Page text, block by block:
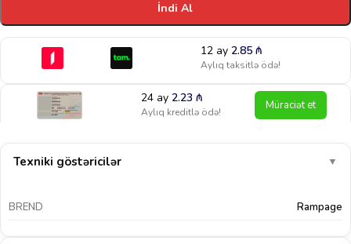
İndi Al
12 ay 2.85 ₼
Aylıq taksitlə ödə!
24 ay2.23₼
Aylıq kreditlə ödə! Müraciət et
Texniki göstəricilər ▼
BREND Rampage